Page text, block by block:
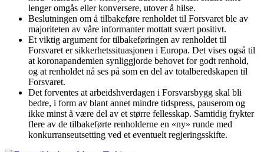
lenger omgås eller konversere, utover å hilse.
Beslutningen om å tilbakeføre renholdet til Forsvaret ble av
majoriteten av våre informanter mottatt svært positivt.
Et viktig argument for tilbakeføringen av renholdet til
Forsvaret er sikkerhetssituasjonen i Europa. Det vises også til
at koronapandemien synliggjorde behovet for godt renhold,
og at renholdet nå ses på som en del av totalberedskapen til
Forsvaret.
Det forventes at arbeidshverdagen i Forsvarsbygg skal bli
bedre, i form av blant annet mindre tidspress, pauserom og
ikke minst å være del av et større fellesskap. Samtidig frykter
flere av de tilbakeførte renholderne en «ny» runde med
konkurranseutsetting ved et eventuelt regjeringsskifte.